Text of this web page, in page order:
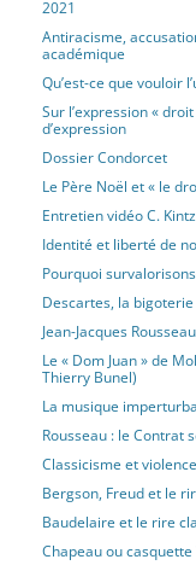
sexuelle. L’auteur
contemporain abrités
culte de la nouvelle
intersectionnel,
post-féminisme
: « tout cela resterait
les fondements
[lire plus]
Renier les
Sakoun)
1
La haine envers
Publié le 6 mai 2026
Lecture, philosophie
Pourquoi les Juifs
si tenace et
xénophobie
analyse deux thèses
chronologique du
sa survivance
2021
Antiracisme,
académique
Qu’est-ce que vouloir
Sur l’expression «
d’expression
Dossier Condorcet
Le Père Noël et « le
Entretien vidéo C.
Identité et liberté de
Pourquoi
Descartes, la
Jean-Jacques
Le « Dom Juan » de
Thierry Bunel)
La musique
Rousseau : le Contrat
Classicisme et violence
Bergson, Freud et le
Baudelaire et le rire
Chapeau ou casquette